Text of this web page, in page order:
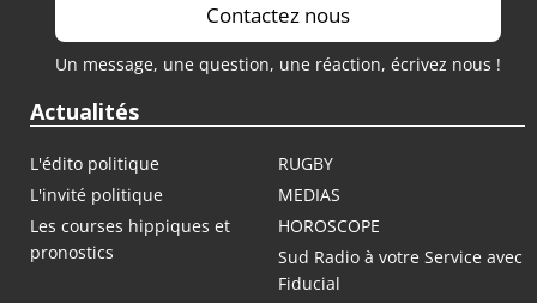
Contactez nous
Un message, une question, une réaction, écrivez nous !
Actualités
L'édito politique
RUGBY
L'invité politique
MEDIAS
Les courses hippiques et
pronostics
HOROSCOPE
Sud Radio à votre Service avec
Fiducial